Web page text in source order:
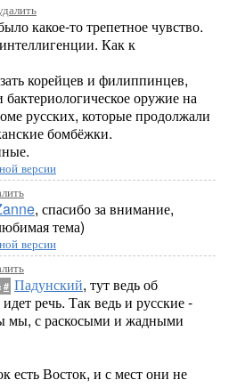
какое-то трепетное чувство.
Как к
корейцев и филиппинцев,
оружие на
русских, которые продолжали
бомбёжки.
версии
, спасибо за внимание,
тема)
версии
# Падунский, тут ведь об
речь. Так ведь и русские -
мы, с раскосыми и жадными
есть Восток, и с мест они не